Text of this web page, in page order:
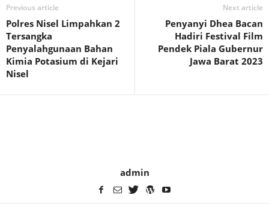
Previous article
Polres Nisel Limpahkan 2
Tersangka
Penyalahgunaan Bahan
Kimia Potasium di Kejari
Nisel
Next article
Penyanyi Dhea Bacan
Hadiri Festival Film
Pendek Piala Gubernur
Jawa Barat 2023
admin